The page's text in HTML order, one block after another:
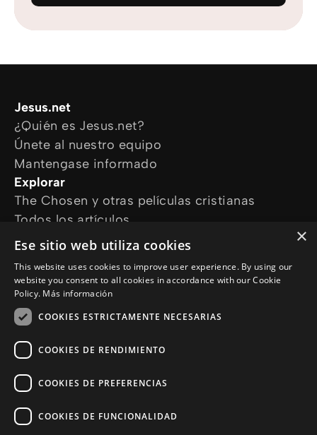
Jesus.net
¿Quién es Jesus.net?
Únete al nuestro equipo
Mantengase informado
Explorar
The Chosen y otras películas cristianas
Todos los artículos
Cursos online
¿Cómo podemos ayudarte?
Devocional diario
Necesito oración
Síguenos en
×
Ese sitio web utiliza cookies
This website uses cookies to improve user experience. By using our
website you consent to all cookies in accordance with our Cookie
Policy. Más información
COOKIES ESTRICTAMENTE NECESARIAS
COOKIES DE RENDIMIENTO
COOKIES DE PREFERENCIAS
COOKIES DE FUNCIONALIDAD